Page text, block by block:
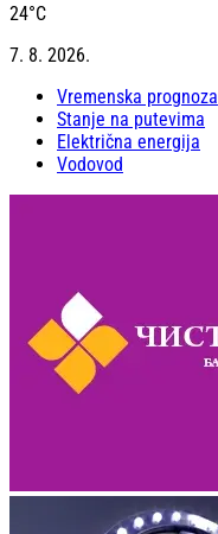
24°C
7. 8. 2026.
Vremenska prognoza
Stanje na putevima
Električna energija
Vodovod